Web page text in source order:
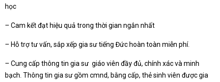
học
– Cam kết đạt hiệu quả trong thời gian ngắn nhất
– Hỗ trợ tư vấn, sắp xếp gia sư tiếng Đức hoàn toàn miễn phí.
– Cung cấp thông tin gia sư giáo viên đầy đủ, chính xác và minh
bạch. Thông tin gia sư gồm cmnd, bằng cấp, thẻ sinh viên được gia